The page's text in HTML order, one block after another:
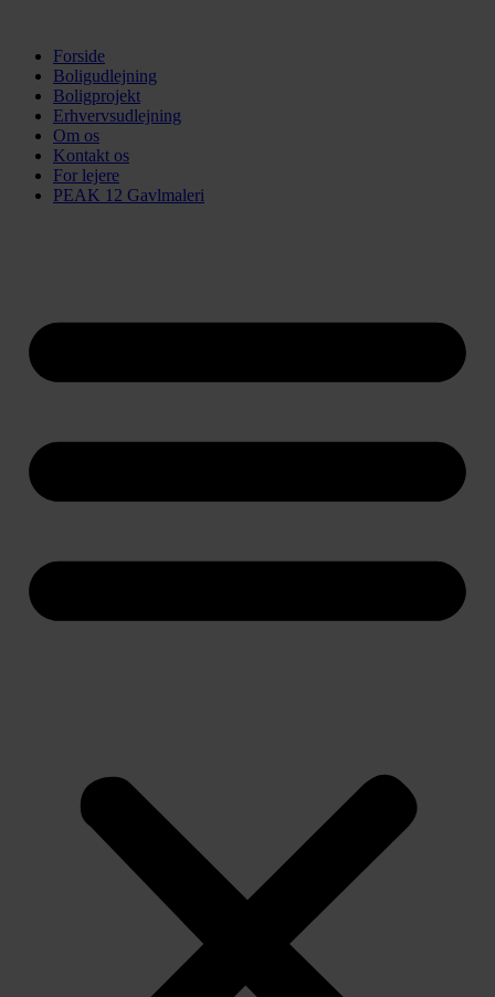
indholdForside
Boligudlejning
Boligprojekt
Erhvervsudlejning
Om os
Kontakt os
For lejere
PEAK 12 Gavlmaleri